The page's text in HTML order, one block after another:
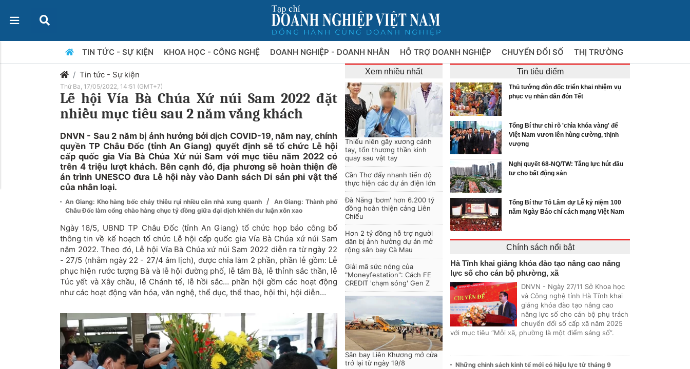
TIN TỨC - SỰ KIỆN KHOA HỌC - CÔNG NGHỆ DOANH NGHIỆP - DOANH NHÂN HỖ TRỢ DOANH NGHIỆP CHUYỂN ĐỔI SỐ THỊ TRƯỜNG
Tin tức - Sự kiện
Thứ Ba, 17/05/2022, 14:51 (GMT+7)
Lễ hội Vía Bà Chúa Xứ núi Sam 2022 đặt
nhiều mục tiêu sau 2 năm vắng khách
DNVN - Sau 2 năm bị ảnh hưởng bởi dịch COVID-19, năm nay, chính
quyền TP Châu Đốc (tỉnh An Giang) quyết định sẽ tổ chức Lễ hội
cấp quốc gia Vía Bà Chúa Xứ núi Sam với mục tiêu năm 2022 có
trên 4 triệu lượt khách. Bên cạnh đó, địa phương sẽ hoàn thiện đề
án trình UNESCO đưa Lễ hội này vào Danh sách Di sản phi vật thể
của nhân loại.
An Giang: Kho hàng bốc cháy thiêu rụi nhiều căn nhà xung quanh /
An Giang: Thành phố
Châu Đốc làm cổng chào hàng chục tỷ đồng giữa đại dịch khiến dư luận xôn xao
Ngày 16/5, UBND TP Châu Đốc (tỉnh An Giang) tổ chức họp báo công bố
thông tin về kế hoạch tổ chức Lễ hội cấp quốc gia Vía Bà Chúa xứ núi Sam
năm 2022. Theo đó, Lễ hội Vía Bà Chúa xứ núi Sam 2022 diễn ra từ ngày 22
- 27/5 (nhằm ngày 22 - 27/4 âm lịch), được chia làm 2 phần, phần lễ gồm: Lễ
phục hiện rước tượng Bà và lễ hội đường phố, lễ tắm Bà, lễ thỉnh sắc thần, lễ
Túc yết và Xây chầu, lễ Chánh tế, lễ hồi sắc… phần hội gồm các hoạt động
như các hoạt động văn hóa, văn nghệ, thể dục, thể thao, hội thi, hội diễn…
Xem nhiều nhất
Thiếu niên gãy xương cánh
tay, tổn thương thần kinh
quay sau vật tay
Cần Thơ đẩy nhanh tiến độ
thực hiện các dự án điện lớn
Đà Nẵng 'bơm' hơn 6.200 tỷ
đồng hoàn thiện cảng Liên
Chiểu
Hơn 2 tỷ đồng hỗ trợ người
dân bị ảnh hưởng dự án mở
rộng sân bay Cà Mau
Giải mã sức nóng của
"Moneyfestation": Cách FE
CREDIT 'chạm sóng' Gen Z
Sân bay Liên Khương mở cửa
trở lại từ ngày 19/8
Tin tiêu điểm
Thủ tướng đôn đốc triển khai nhiệm vụ
phục vụ nhân dân đón Tết
Tổng Bí thư chỉ rõ 'chìa khóa vàng' để
Việt Nam vươn lên hùng cường, thịnh
vượng
Nghị quyết 68-NQ/TW: Tăng lực hút đầu
tư cho bất động sản
Tổng Bí thư Tô Lâm dự Lễ kỷ niệm 100
năm Ngày Báo chí cách mạng Việt Nam
Chính sách nổi bật
Hà Tĩnh khai giảng khóa đào tạo nâng cao năng
lực số cho cán bộ phường, xã
DNVN - Ngày 27/11 Sở Khoa học
và Công nghệ tỉnh Hà Tĩnh khai
giảng khóa đào tạo nâng cao
năng lực số cho cán bộ phụ trách
chuyển đổi số cấp xã năm 2025
với mục tiêu “Mỗi xã, phường là một điểm sáng số”.
Những chính sách kinh tế mới có hiệu lực từ tháng 9